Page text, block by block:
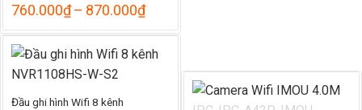
760.000₫– 870.000₫Khoảng
từ
760.000₫
870.000₫
Đầu ghi hình Wifi 8 kênh